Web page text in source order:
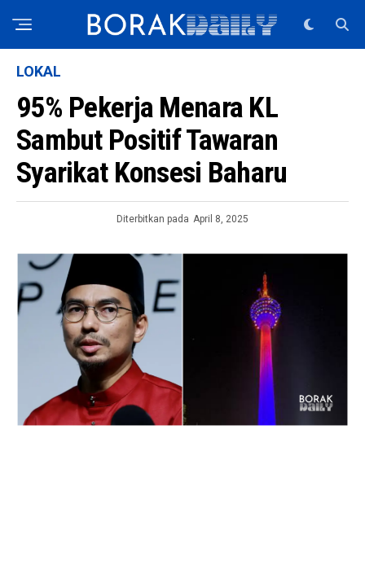
LOKAL
95% Pekerja Menara KL
Sambut Positif Tawaran
Syarikat Konsesi Baharu
Diterbitkan pada April 8, 2025